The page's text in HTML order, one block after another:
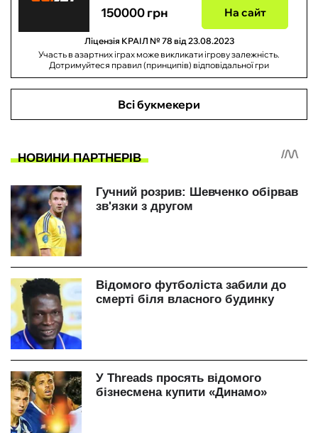
150000 грн На сайт
Ліцензія КРАІЛ № 78 від 23.08.2023
Участь в азартних іграх може викликати ігрову залежність.
Дотримуйтеся правил (принципів) відповідальної гри
Всі букмекери